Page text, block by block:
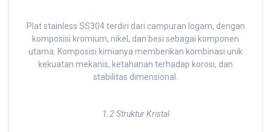
Plat stainless SS304 terdiri dari campuran logam, dengan
komposisi kromium, nikel, dan besi sebagai komponen
utama. Komposisi kimianya memberikan kombinasi unik
kekuatan mekanis, ketahanan terhadap korosi, dan
stabilitas dimensional.
1.2 Struktur Kristal